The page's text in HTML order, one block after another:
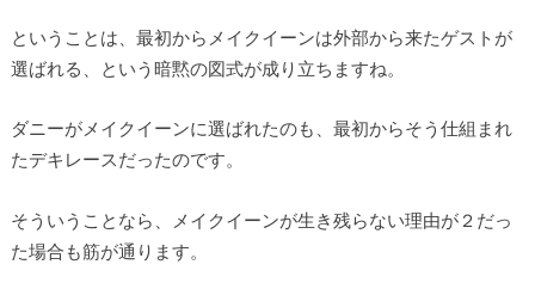
ということは、最初からメイクイーンは外部から来たゲストが
選ばれる、という暗黙の図式が成り立ちますね。
ダニーがメイクイーンに選ばれたのも、最初からそう仕組まれ
たデキレースだったのです。
そういうことなら、メイクイーンが生き残らない理由が２だっ
た場合も筋が通ります。